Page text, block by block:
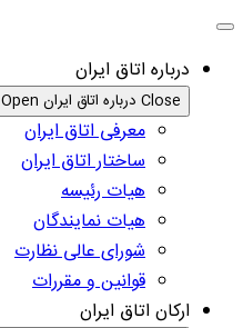
درباره اتاق ایران
Close درباره اتاق ایران Open درباره اتاق ایران
معرفی اتاق ایران
ساختار اتاق ایران
هیات رئیسه
هیات نمایندگان
شورای عالی نظارت
قوانین و مقررات
ارکان اتاق ایران